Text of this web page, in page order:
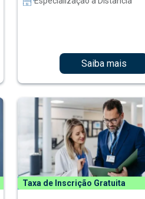
Saiba mais
Taxa de Inscrição Gratuita